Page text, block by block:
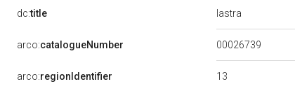
dc:title lastra
arco:catalogueNumber 00026739
arco:regionIdentifier 13